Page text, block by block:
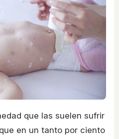
que las suelen sufrir
en un tanto por ciento